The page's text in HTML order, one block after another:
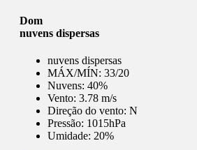
Dom
nuvens dispersas
nuvens dispersas
MÁX/MÍN: 33/20
Nuvens: 40%
Vento: 3.78 m/s
Direção do vento: N
Pressão: 1015hPa
Umidade: 20%